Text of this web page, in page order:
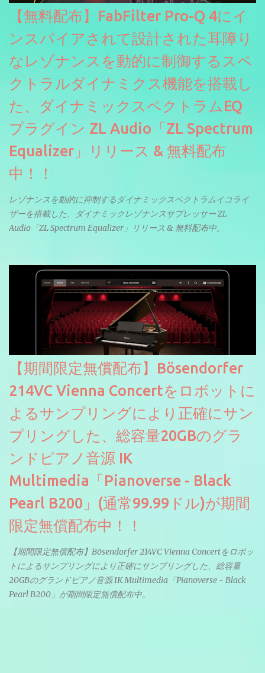
【無料配布】FabFilter Pro-Q 4にイ
ンスパイアされて設計された耳障り
なレゾナンスを動的に制御するスペ
クトラルダイナミクス機能を搭載し
た、ダイナミックスペクトラムEQ
プラグイン ZL Audio「ZL Spectrum
Equalizer」リリース & 無料配布
中！！
レゾナンスを動的に抑制するダイナミックスペクトラムイコライ
ザーを搭載した、ダイナミックレゾナンスサプレッサー ZL
Audio「ZL Spectrum Equalizer」リリース & 無料配布中。
【期間限定無償配布】Bösendorfer
214VC Vienna Concertをロボットに
よるサンプリングにより正確にサン
プリングした、総容量20GBのグラ
ンドピアノ音源 IK
Multimedia「Pianoverse - Black
Pearl B200」(通常99.99ドル)が期間
限定無償配布中！！
【期間限定無償配布】Bösendorfer 214VC Vienna Concertをロボッ
トによるサンプリングにより正確にサンプリングした、総容量
20GBのグランドピアノ音源 IK Multimedia「Pianoverse - Black
Pearl B200」が期間限定無償配布中。